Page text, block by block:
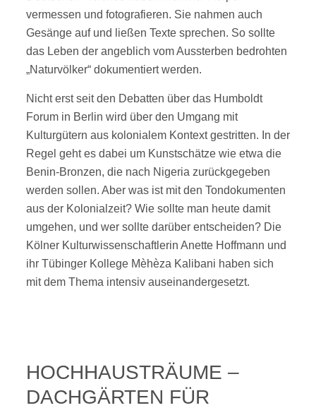
vermessen und fotografieren. Sie nahmen auch
Gesänge auf und ließen Texte sprechen. So sollte
das Leben der angeblich vom Aussterben bedrohten
„Naturvölker“ dokumentiert werden.
Nicht erst seit den Debatten über das Humboldt
Forum in Berlin wird über den Umgang mit
Kulturgütern aus kolonialem Kontext gestritten. In der
Regel geht es dabei um Kunstschätze wie etwa die
Benin-Bronzen, die nach Nigeria zurückgegeben
werden sollen. Aber was ist mit den Tondokumenten
aus der Kolonialzeit? Wie sollte man heute damit
umgehen, und wer sollte darüber entscheiden? Die
Kölner Kulturwissenschaftlerin Anette Hoffmann und
ihr Tübinger Kollege Mèhèza Kalibani haben sich
mit dem Thema intensiv auseinandergesetzt.
HOCHHAUSTRÄUME –
DACHGÄRTEN FÜR